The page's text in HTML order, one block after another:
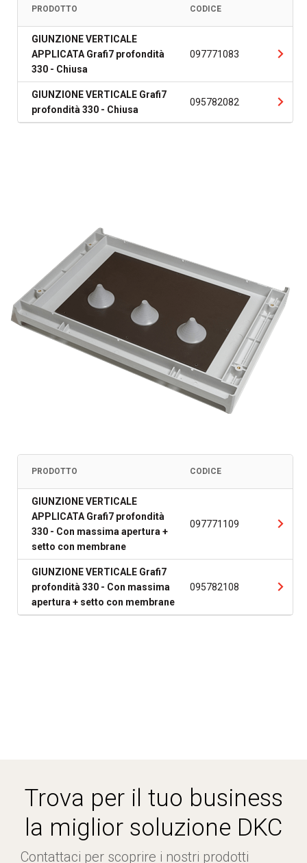
PRODOTTO CODICE
GIUNZIONE VERTICALE
APPLICATA Grafi7 profondità
330 - Chiusa
097771083
GIUNZIONE VERTICALE Grafi7
profondità 330 - Chiusa
095782082
PRODOTTO CODICE
GIUNZIONE VERTICALE
APPLICATA Grafi7 profondità
330 - Con massima apertura +
setto con membrane
097771109
GIUNZIONE VERTICALE Grafi7
profondità 330 - Con massima
apertura + setto con membrane
095782108
Trova per il tuo business
la miglior soluzione DKC
Contattaci per scoprire i nostri prodotti